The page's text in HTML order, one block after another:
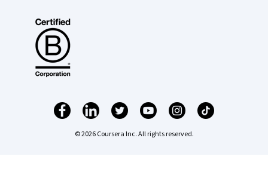
© 2026 Coursera Inc. All rights reserved.